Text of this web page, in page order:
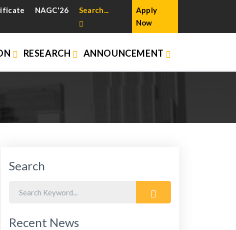
NAGC'26 Search...
Apply
Now
RESEARCH ANNOUNCEMENT
Search
Recent News